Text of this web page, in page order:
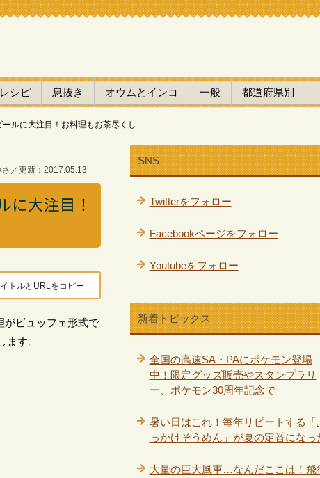
レシピ 息抜き オウムとインコ 一般 都道府県別
ルに大注目！お料理もお茶尽くし
／更新：2017.05.13
に大注目！
トルとURLをコピー
ビュッフェ形式で
す。
SNS
Twitterをフォロー
Facebookページをフォロー
Youtubeをフォロー
新着トピックス
全国の高速SA・PAにポケモン登場
中！限定グッズ販売やスタンプラリ
ー、ポケモン30周年記念で
暑い日はこれ！毎年リピートする「
っかけそうめん」が夏の定番になっ
大量の巨大風車…なんだここは！飛